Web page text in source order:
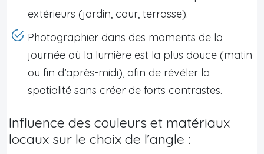
extérieurs (jardin, cour, terrasse).
Photographier dans des moments de la
journée où la lumière est la plus douce (matin
ou fin d’après-midi), afin de révéler la
spatialité sans créer de forts contrastes.
Influence des couleurs et matériaux
locaux sur le choix de l’angle :